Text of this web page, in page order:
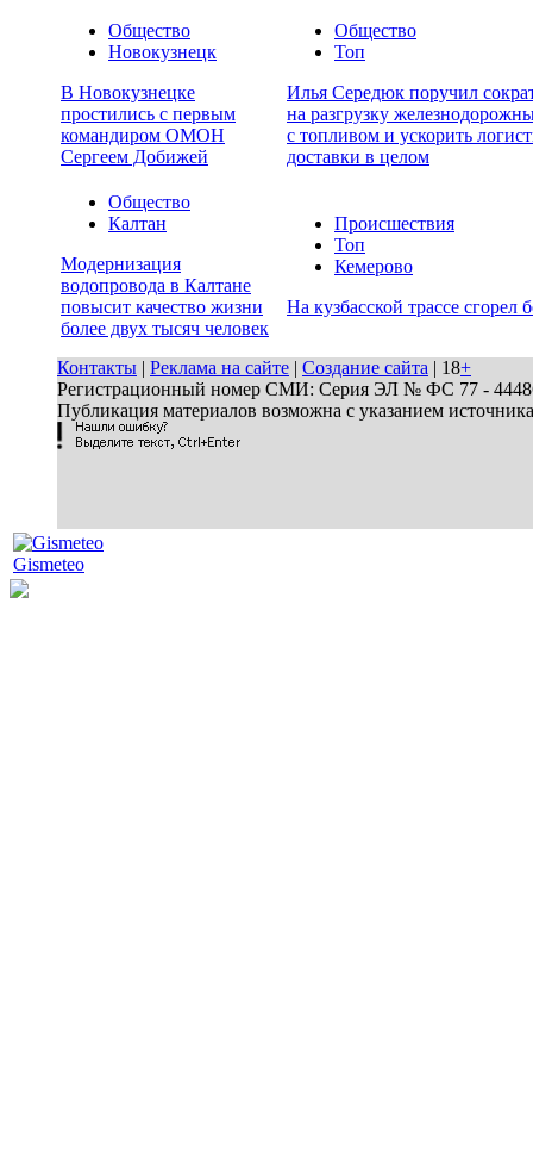
Общество
Новокузнецк
В Новокузнецке
простились с первым
командиром ОМОН
Сергеем Добижей
Общество
Топ
Илья Середюк поручил
на разгрузку
с топливом и ускорить
доставки в целом
Общество
Калтан
Модернизация
водопровода в Калтане
повысит качество жизни
более двух тысяч человек
Происшествия
Топ
Кемерово
На кузбасской трассе сгорел
Контакты | Реклама на сайте | Создание сайта | 18+
Регистрационный номер СМИ: Серия ЭЛ № ФС 77 - 44486
Публикация материалов возможна с указанием
Gismeteo